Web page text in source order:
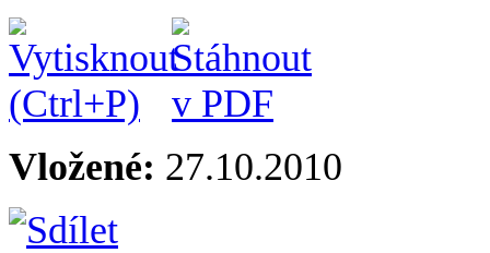
Vložené: 27.10.2010